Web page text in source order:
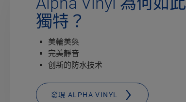
獨特？
美輪美奐
完美靜音
创新的防水技术
發現 ALPHA VINYL